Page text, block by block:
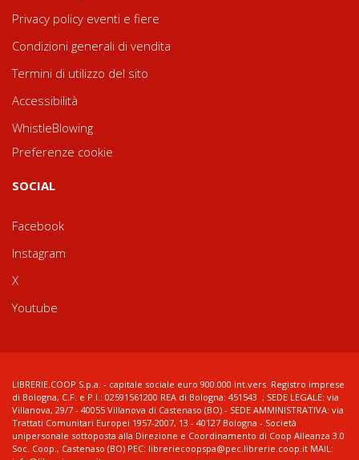
Privacy policy eventi e fiere
Condizioni generali di vendita
Termini di utilizzo del sito
Accessibilità
WhistleBlowing
Preferenze cookie
SOCIAL
Facebook
Instagram
X
Youtube
LIBRERIE.COOP S.p.a. - capitale sociale euro 900.000 int.vers. Registro imprese
di Bologna, C.F. e P.I.: 02591561200 REA di Bologna: 451543 ; SEDE LEGALE: via
Villanova, 29/7 - 40055 Villanova di Castenaso (BO) - SEDE AMMINISTRATIVA: via
Trattati Comunitari Europei 1957-2007, 13 - 40127 Bologna - Società
unipersonale sottoposta alla Direzione e Coordinamento di Coop Alleanza 3.0
Soc. Coop., Castenaso (BO) PEC: libreriecoopspa@pec.librerie.coop.it MAIL: